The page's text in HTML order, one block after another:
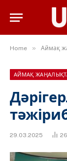
Home » Аймақ
АЙМАҚ
29.03.2025